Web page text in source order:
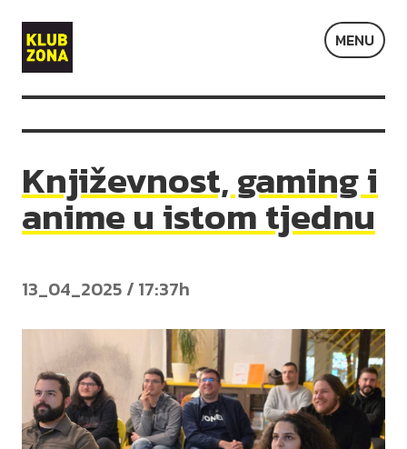
Klub
Zona
MENU
Književnost, gaming i
anime u istom tjednu
13_04_2025 / 17:37h